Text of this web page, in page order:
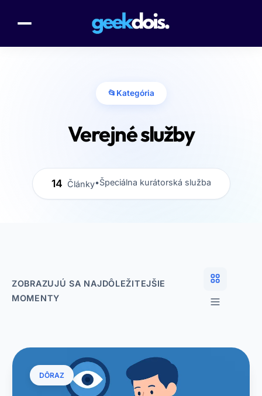
📂 Kategória
Verejné služby
14 Články•Špeciálna kurátorská služba
ZOBRAZUJÚ SA NAJDÔLEŽITEJŠIE
MOMENTY
DÔRAZ